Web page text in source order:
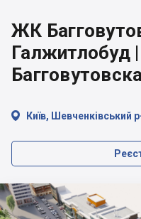
ЖК
Галжитлобуд
 Київ, Шевченківський